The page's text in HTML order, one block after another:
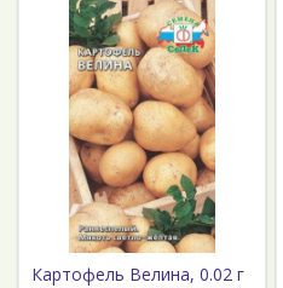
Картофель Велина, 0.02 г